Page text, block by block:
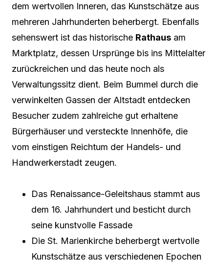
dem wertvollen Inneren, das Kunstschätze aus
mehreren Jahrhunderten beherbergt. Ebenfalls
sehenswert ist das historische Rathaus am
Marktplatz, dessen Ursprünge bis ins Mittelalter
zurückreichen und das heute noch als
Verwaltungssitz dient. Beim Bummel durch die
verwinkelten Gassen der Altstadt entdecken
Besucher zudem zahlreiche gut erhaltene
Bürgerhäuser und versteckte Innenhöfe, die
vom einstigen Reichtum der Handels- und
Handwerkerstadt zeugen.
Das Renaissance-Geleitshaus stammt aus
dem 16. Jahrhundert und besticht durch
seine kunstvolle Fassade
Die St. Marienkirche beherbergt wertvolle
Kunstschätze aus verschiedenen Epochen